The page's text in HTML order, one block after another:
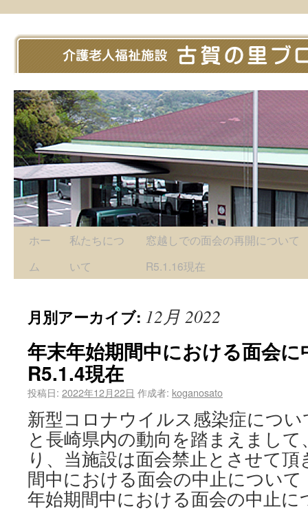
ホー
ム
私たちにつ
いて
窓越しでの面会の再開につい
R5.1.16現在
月別アーカイブ: 12月 2022
年末年始期間中における面会
R5.1.4現在
投稿日: 2022年12月22日 作成者: koganosato
新型コロナウイルス感染症につ
と長崎県内の動向を踏まえまして
り、当施設は面会禁止とさせて
間中における面会の中止について
年始期間中における面会の中止に